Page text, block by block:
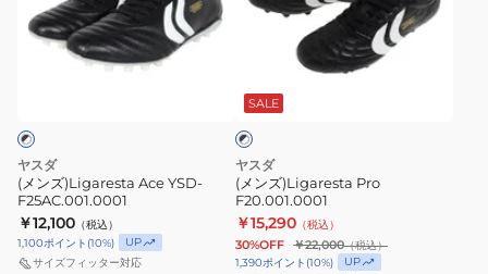
S25JR.001.0106
YSD-
F25AC.001.0001
ヤスダ
(メンズ)Ligaresta Ace YSD-
F25AC.001.0001
￥12,100 （税込）
1,100ポイント (10%)
UP
サイズフィッター対応
F20.001.0001
SALE
ブ
ワ
イ
ト
ヤスダ
(メンズ)Ligaresta Pro
F20.001.0001
￥15,290 （税込）
30%OFF ￥22,000（税込）
1,390ポイント (10%)
UP